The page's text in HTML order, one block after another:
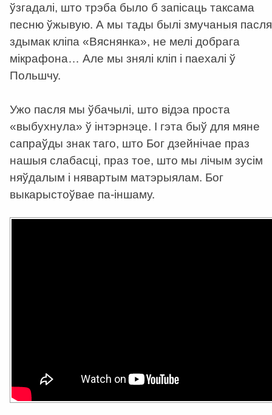
ўзгадалі, што трэба было б запісаць таксама
песню ўжывую. А мы тады былі змучаныя пасля
здымак кліпа «Вяснянка», не мелі добрага
мікрафона… Але мы знялі кліп і паехалі ў
Польшчу.
Ужо пасля мы ўбачылі, што відэа проста
«выбухнула» ў інтэрнэце. І гэта быў для мяне
сапраўды знак таго, што Бог дзейнічае праз
нашыя слабасці, праз тое, што мы лічым зусім
няўдалым і нявартым матэрыялам. Бог
выкарыстоўвае па-іншаму.